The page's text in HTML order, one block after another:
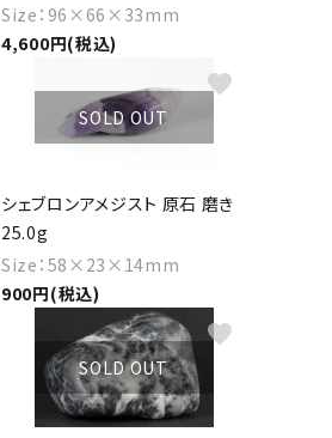
Size：96×66×33mm
4,600円(税込)
SOLD OUT
シェブロンアメジスト 原石 磨き
25.0g
Size：58×23×14mm
900円(税込)
favorite
SOLD OUT
favorite